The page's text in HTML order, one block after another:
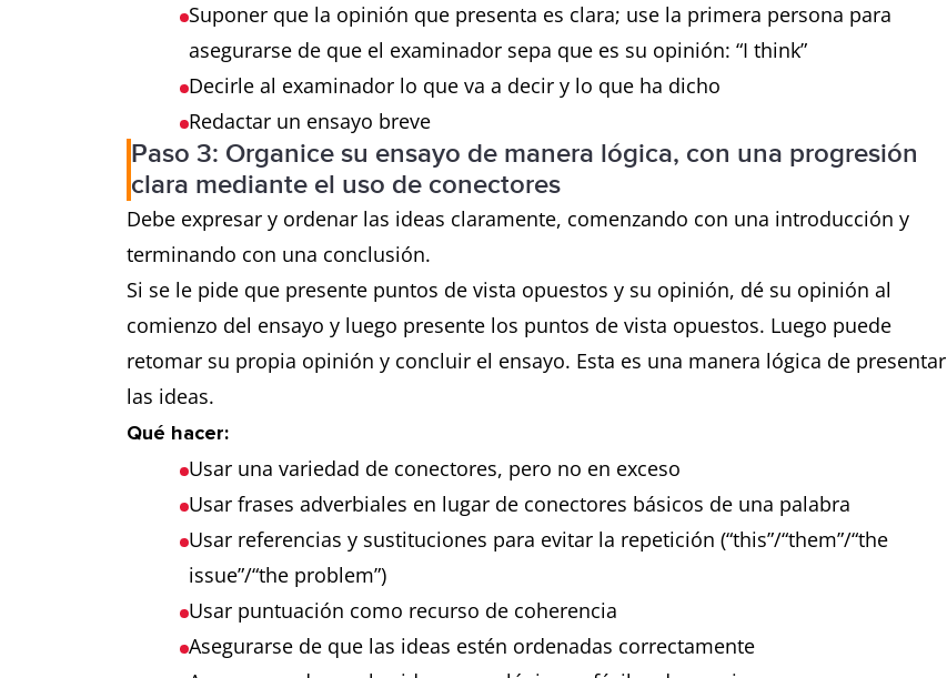
Suponer que la opinión que presenta es clara; use la primera persona para
asegurarse de que el examinador sepa que es su opinión: “I think”
Decirle al examinador lo que va a decir y lo que ha dicho
Redactar un ensayo breve
Paso 3: Organice su ensayo de manera lógica, con una progresión
clara mediante el uso de conectores
Debe expresar y ordenar las ideas claramente, comenzando con una introducción y
terminando con una conclusión.
Si se le pide que presente puntos de vista opuestos y su opinión, dé su opinión al
comienzo del ensayo y luego presente los puntos de vista opuestos. Luego puede
retomar su propia opinión y concluir el ensayo. Esta es una manera lógica de presentar
las ideas.
Qué hacer:
Usar una variedad de conectores, pero no en exceso
Usar frases adverbiales en lugar de conectores básicos de una palabra
Usar referencias y sustituciones para evitar la repetición (“this”/“them”/“the
issue”/“the problem”)
Usar puntuación como recurso de coherencia
Asegurarse de que las ideas estén ordenadas correctamente